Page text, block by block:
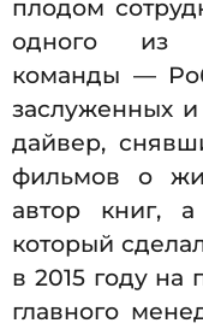
плодом
одного из
команды —
заслуженных
дайвер,
фильмов о
автор книг,
который
в 2015 году
главного